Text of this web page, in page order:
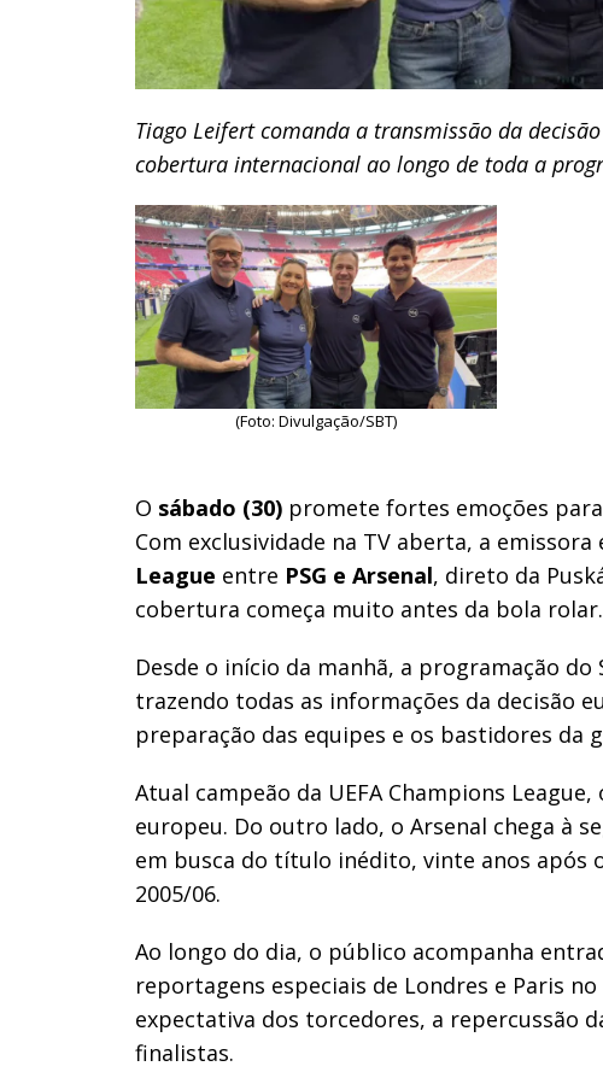
Tiago Leifert comanda a transmissão da
cobertura internacional ao longo de toda a
(Foto: Divulgação/SBT)
O sábado (30) promete fortes emoções
Com exclusividade na TV aberta, a
League entre PSG e Arsenal, direto da
cobertura começa muito antes da bola rolar.
Desde o início da manhã, a programação
trazendo todas as informações da decisão
preparação das equipes e os bastidores da
Atual campeão da UEFA Champions
europeu. Do outro lado, o Arsenal chega à
em busca do título inédito, vinte anos após
2005/06.
Ao longo do dia, o público acompanha
reportagens especiais de Londres e Paris
expectativa dos torcedores, a repercussão
finalistas.